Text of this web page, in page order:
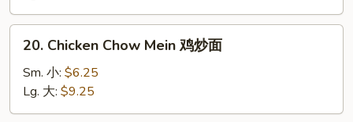
Mein
叉
20.
Chicken
Chow
Mein
鸡
20. Chicken Chow Mein 鸡炒面
Sm. 小: $6.25
Lg. 大: $9.25